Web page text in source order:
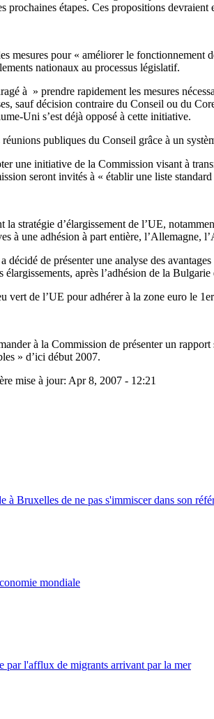
prochaines étapes. Ces propositions
mesures pour « améliorer le fonctionnement
nationaux au processus législatif.
à » prendre rapidement les mesures
sauf décision contraire du Conseil ou du
Uni s’est déjà opposé à cette initiative.
publiques du Conseil grâce à un
une initiative de la Commission visant à
seront invités à « établir une liste
la stratégie d’élargissement de l’UE,
à une adhésion à part entière, l’Allemagne,
décidé de présenter une analyse des
élargissements, après l’adhésion de la
vert de l’UE pour adhérer à la zone euro le
à la Commission de présenter un
» d’ici début 2007.
mise à jour: Apr 8, 2007 - 12:21
Bruxelles de ne pas s'immiscer dans son
mondiale
par l'afflux de migrants arrivant par la mer